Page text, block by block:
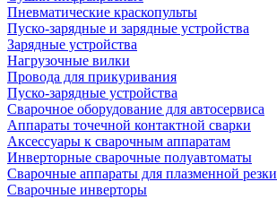
Пневматические краскопульты
Пуско-зарядные и зарядные устройства
Зарядные устройства
Нагрузочные вилки
Провода для прикуривания
Пуско-зарядные устройства
Сварочное оборудование для автосервиса
Аппараты точечной контактной сварки
Аксессуары к сварочным аппаратам
Инверторные сварочные полуавтоматы
Сварочные аппараты для плазменной резки
Сварочные инверторы